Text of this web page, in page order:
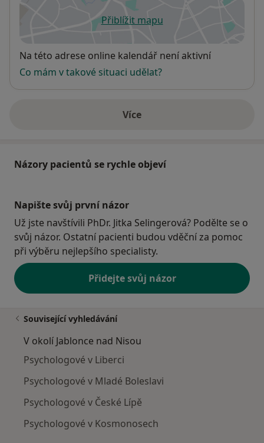
Přiblížit mapuse otevře v nové záložce
Dostupnost
Na této adrese online kalendář není aktivní
Co mám v takové situaci udělat?
Víceo adrese
Názory pacientů se rychle objeví
Napište svůj první názor
Už jste navštívili PhDr. Jitka Selingerová? Podělte se o
svůj názor. Ostatní pacienti budou vděční za pomoc
při výběru nejlepšího specialisty.
Přidejte svůj názor
Související vyhledávání
V okolí Jablonce nad Nisou
Psychologové v Liberci
Psychologové v Mladé Boleslavi
Psychologové v České Lípě
Psychologové v Kosmonosech